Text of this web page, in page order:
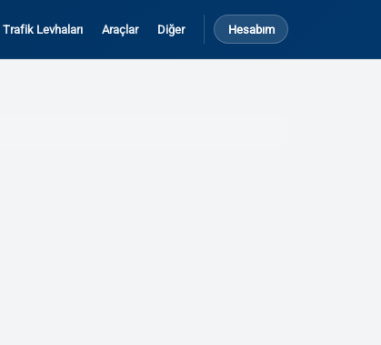
Trafik Levhaları Araçlar Diğer Hesabım